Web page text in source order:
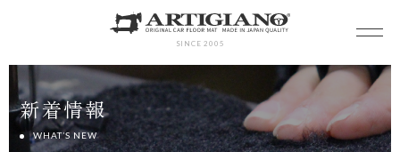
SINCE 2005
新着情報
WHAT’S NEW